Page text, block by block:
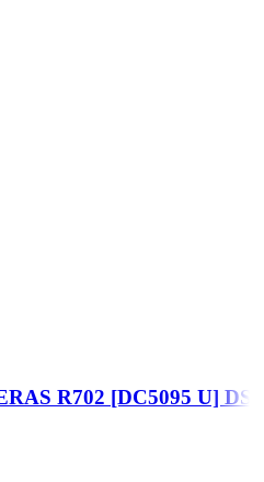
R702 [DC5095 U] DS